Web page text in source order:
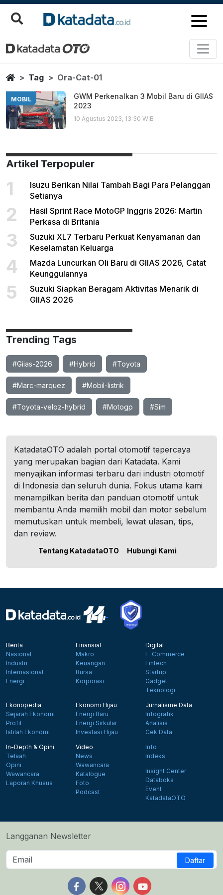
Ora Cat 01
Berita Terbaru
HomeTag Ora-Cat-01
MOBIL
GWM Perkenalkan 3 Mobil Baru di GIIAS
2023
10 Agustus 2023, 13:30 WIB
Artikel Terpopuler
1
Isuzu Berikan Nilai Tambah Bagi Para Pelanggan
Setianya
2
Hasil Sprint Race MotoGP Inggris 2026: Martin
Perkasa di Britania
3
Suzuki XL7 Terbaru Perkuat Kenyamanan dan
Keselamatan Keluarga
4
Mazda Luncurkan Oli Baru di GIIAS 2026, Catat
Keunggulannya
5
Suzuki Siapkan Beragam Aktivitas Menarik di
GIIAS 2026
Trending Tags
#Giias-2026 #Hybrid #Toyota
#Marc-marquez #Mobil-listrik
#Toyota-veloz-hybrid #Motogp #Sim
KatadataOTO adalah portal otomotif tepercaya
yang merupakan bagian dari Katadata. Kami
menyajikan informasi terbaru dari industri otomotif
di Indonesia dan seluruh dunia. Fokus utama kami
menampilkan berita dan panduan otomotif untuk
membantu Anda memilih mobil dan motor sebelum
memutuskan untuk membeli, lewat ulasan, tips,
dan review.
Tentang KatadataOTO Hubungi Kami
Berita
Nasional
Industri
Internasional
Energi
Finansial
Makro
Keuangan
Bursa
Korporasi
Digital
E-Commerce
Fintech
Startup
Gadget
Teknologi
Ekonopedia
Sejarah Ekonomi
Profil
Istilah Ekonomi
Ekonomi Hijau
Energi Baru
Energi Sirkular
Investasi Hijau
Jurnalisme Data
Infografik
Analisis
Cek Data
In-Depth & Opini
Telaah
Opini
Wawancara
Laporan Khusus
Video
News
Wawancara
Katalogue
Foto
Podcast
Info
Indeks
Insight Center
Databoks
Event
KatadataOTO
Langganan Newsletter
Daftar
Follow us on Facebook
Follow us on X
Follow us on Instagram
Follow us on